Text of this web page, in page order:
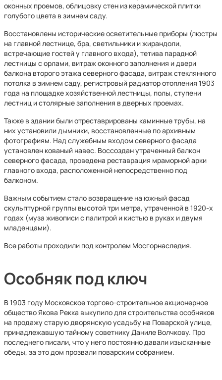
оконных проемов, облицовку стен из керамической плитки
голубого цвета в зимнем саду.
Восстановлены исторические осветительные приборы (люстры
на главной лестнице, бра, светильники и жирандоли,
встречающие гостей у главного входа), тетива парадной
лестницы с орлами, витраж оконного заполнения и двери
балкона второго этажа северного фасада, витраж стеклянного
потолка в зимнем саду, регистровый радиатор отопления 1903
года на площадке хозяйственной лестницы, полы, ступени
лестниц и столярные заполнения в дверных проемах.
Также в здании были отреставрированы каминные трубы, на
них установили дымники, восстановленные по архивным
фотографиям. Над служебным входом северного фасада
установлен кованый навес. Воссоздан утраченный балкон
северного фасада, проведена реставрация мраморной арки
главного входа, расположенной непосредственно под
балконом.
Важным событием стало возвращение на южный фасад
скульптурной группы высотой три метра, утраченной в 1920-х
годах (муза живописи с палитрой и кистью в руках и двумя
младенцами).
Все работы проходили под контролем Мосгорнаследия.
Особняк под ключ
В 1903 году Московское торгово-строительное акционерное
общество Якова Рекка выкупило для строительства особняков
на продажу старую дворянскую усадьбу на Поварской улице,
принадлежавшую тайному советнику Даниле Волчкову. Про
последнего писали, что у него постоянно давали изысканные
обеды, за это дом прозвали поварским собранием.